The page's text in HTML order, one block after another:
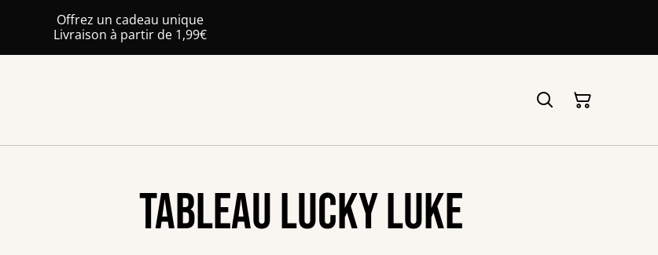
Offrez un cadeau unique
Livraison à partir de 1,99€
Tableau Lucky Luke